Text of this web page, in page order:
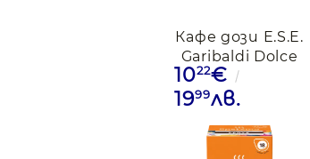
Кафе дози E.S.E.
Garibaldi Dolce
Aroma, 50бр.
1022€
1999лв.